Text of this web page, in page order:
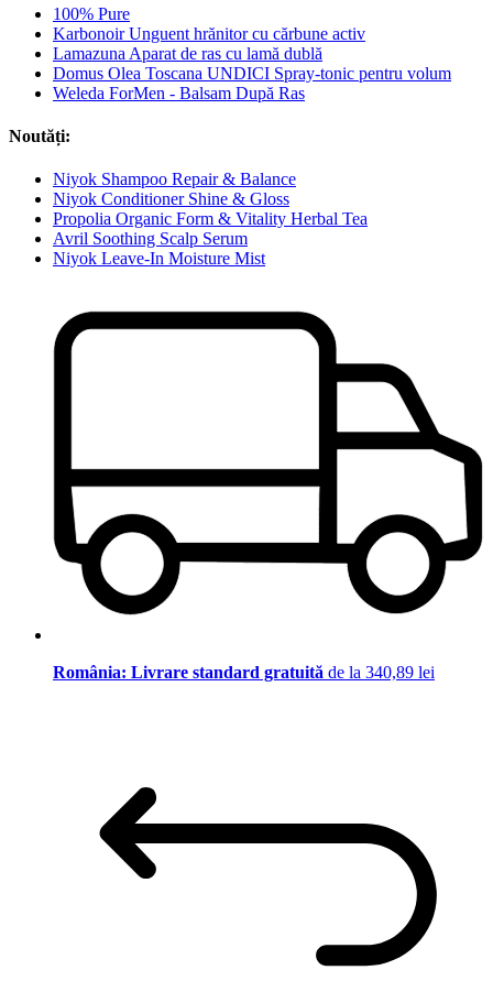
100% Pure
Karbonoir Unguent hrănitor cu cărbune activ
Lamazuna Aparat de ras cu lamă dublă
Domus Olea Toscana UNDICI Spray-tonic pentru volum
Weleda ForMen - Balsam După Ras
Noutăți:
Niyok Shampoo Repair & Balance
Niyok Conditioner Shine & Gloss
Propolia Organic Form & Vitality Herbal Tea
Avril Soothing Scalp Serum
Niyok Leave-In Moisture Mist
România: Livrare standard gratuită de la 340,89 lei